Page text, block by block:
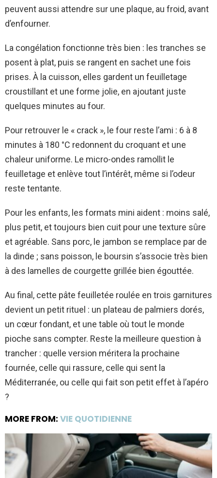
peuvent aussi attendre sur une plaque, au froid, avant
d’enfourner.
La congélation fonctionne très bien : les tranches se
posent à plat, puis se rangent en sachet une fois
prises. À la cuisson, elles gardent un feuilletage
croustillant et une forme jolie, en ajoutant juste
quelques minutes au four.
Pour retrouver le « crack », le four reste l’ami : 6 à 8
minutes à 180 °C redonnent du croquant et une
chaleur uniforme. Le micro-ondes ramollit le
feuilletage et enlève tout l’intérêt, même si l’odeur
reste tentante.
Pour les enfants, les formats mini aident : moins salé,
plus petit, et toujours bien cuit pour une texture sûre
et agréable. Sans porc, le jambon se remplace par de
la dinde ; sans poisson, le boursin s’associe très bien
à des lamelles de courgette grillée bien égouttée.
Au final, cette pâte feuilletée roulée en trois garnitures
devient un petit rituel : un plateau de palmiers dorés,
un cœur fondant, et une table où tout le monde
pioche sans compter. Reste la meilleure question à
trancher : quelle version méritera la prochaine
fournée, celle qui rassure, celle qui sent la
Méditerranée, ou celle qui fait son petit effet à l’apéro
?
MORE FROM: VIE QUOTIDIENNE